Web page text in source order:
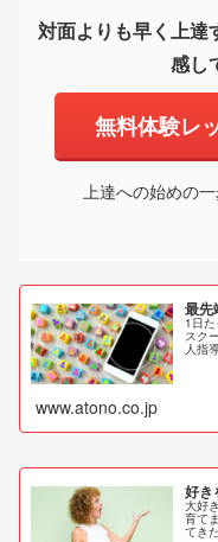
対面よりも早く上達
感し
無料体験レ
上達への始めの
最先
1日
スク
人指
www.atono.co.jp
好き
大好
育て
てき